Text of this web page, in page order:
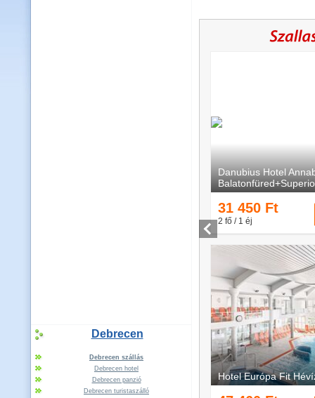
Debrecen
Debrecen szállás
Debrecen hotel
Debrecen panzió
Debrecen turistaszálló